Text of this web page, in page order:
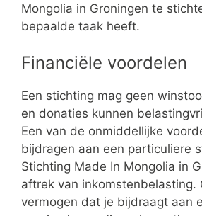
Mongolia in Groningen te
bepaalde taak heeft.
Financiële voordelen
Een stichting mag geen
en donaties kunnen
Een van de onmiddellijke
bijdragen aan een particuliere
Stichting Made In Mongolia in
aftrek van inkomstenbelasting.
vermogen dat je bijdraagt aan